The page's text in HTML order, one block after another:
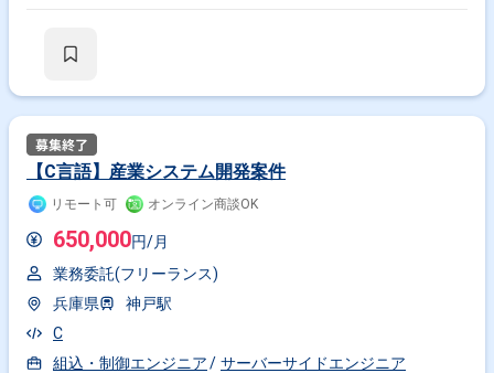
【C言語】産業システム開発案件
リモート可 オンライン商談OK
650,000円/月
業務委託(フリーランス)
兵庫県
神戸駅
C
組込・制御エンジニア
サーバーサイドエンジニア